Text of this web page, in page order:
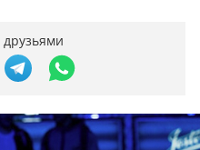
друзьями